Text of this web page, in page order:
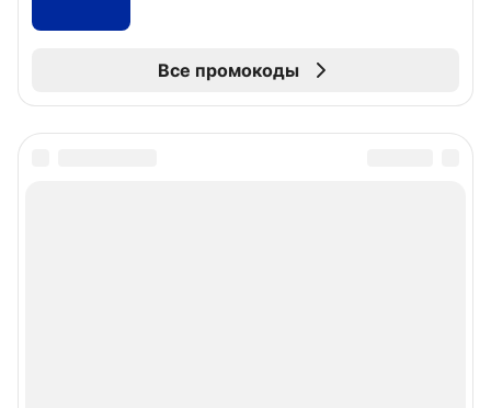
Все промокоды